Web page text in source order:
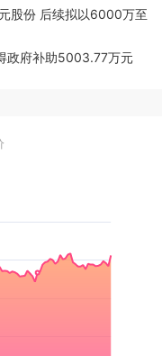
股份 后续拟以6000万至
政府补助5003.77万元